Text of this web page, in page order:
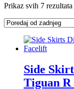
Prikaz svih 7 rezultata
Side
Tiguan